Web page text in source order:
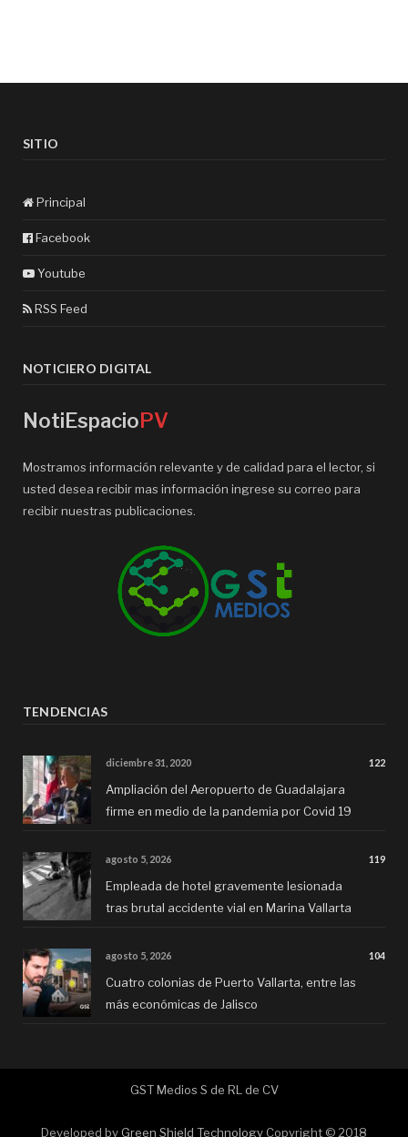
SITIO
Principal
Facebook
Youtube
RSS Feed
NOTICIERO DIGITAL
NotiEspacio PV
Mostramos información relevante y de calidad para el lector, si
usted desea recibir mas información ingrese su correo para
recibir nuestras publicaciones.
TENDENCIAS
diciembre 31, 2020 122
Ampliación del Aeropuerto de Guadalajara
firme en medio de la pandemia por Covid 19
agosto 5, 2026 119
Empleada de hotel gravemente lesionada
tras brutal accidente vial en Marina Vallarta
agosto 5, 2026 104
Cuatro colonias de Puerto Vallarta, entre las
más económicas de Jalisco
GST Medios S de RL de CV
Developed by Green Shield Technology Copyright © 2018